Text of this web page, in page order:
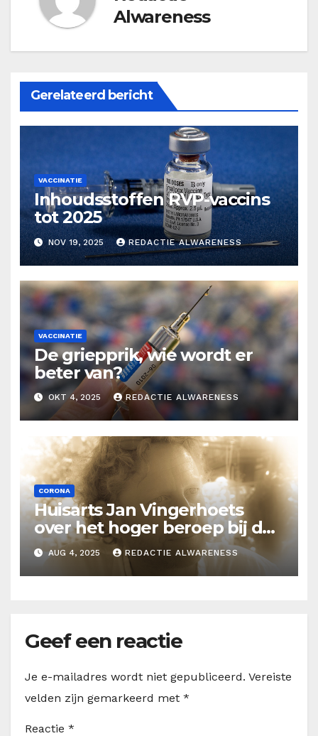
Alwareness
Gerelateerd bericht
VACCINATIE
Inhoudsstoffen RVP-vaccins
tot 2025
NOV 19, 2025 REDACTIE ALWARENESS
VACCINATIE
De griepprik, wie wordt er
beter van?
OKT 4, 2025 REDACTIE ALWARENESS
CORONA
Huisarts Jan Vingerhoets
over het hoger beroep bij de
Raad van State
AUG 4, 2025 REDACTIE ALWARENESS
Geef een reactie
Je e-mailadres wordt niet gepubliceerd. Vereiste
velden zijn gemarkeerd met *
Reactie *